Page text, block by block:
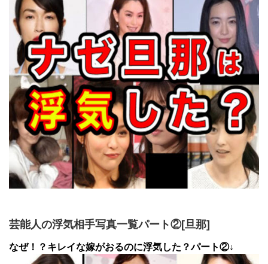
芸能人の浮気相手写真一覧パート②[旦那]
なぜ！？キレイな嫁がおるのに浮気した？パート②↓